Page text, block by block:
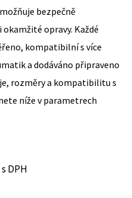
bezpečně
opravy. Každé
kompatibilní s více
a dodáváno připraveno
rozměry a kompatibilitu s
níže v parametrech
s DPH